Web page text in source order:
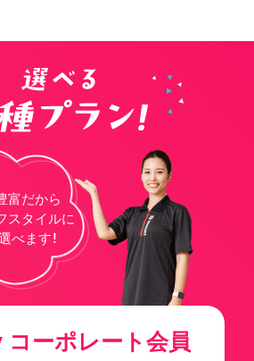
富だから
スタイルに
べます！
ーポレート会員